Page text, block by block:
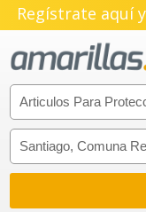
Regístrate aquí